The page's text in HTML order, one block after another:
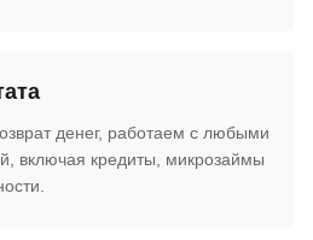
денег, работаем с любыми
включая кредиты, микрозаймы